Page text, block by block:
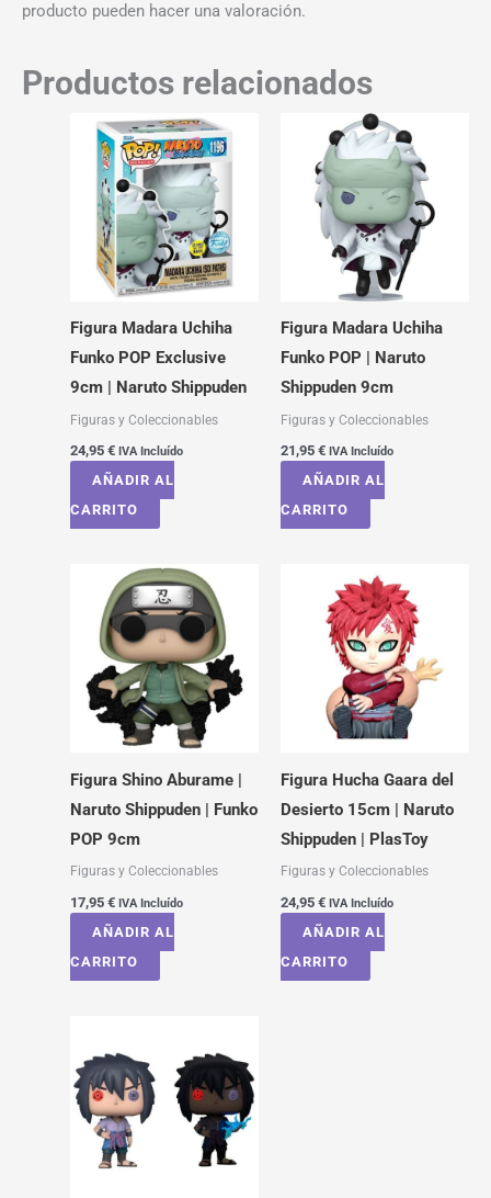
producto pueden hacer una valoración.
Productos relacionados
Figura Madara Uchiha
Funko POP Exclusive
9cm | Naruto Shippuden
Figuras y Coleccionables
24,95 € IVA Incluído
AÑADIR AL
CARRITO
Figura Madara Uchiha
Funko POP | Naruto
Shippuden 9cm
Figuras y Coleccionables
21,95 € IVA Incluído
AÑADIR AL
CARRITO
Figura Shino Aburame |
Naruto Shippuden | Funko
POP 9cm
Figuras y Coleccionables
17,95 € IVA Incluído
AÑADIR AL
CARRITO
Figura Hucha Gaara del
Desierto 15cm | Naruto
Shippuden | PlasToy
Figuras y Coleccionables
24,95 € IVA Incluído
AÑADIR AL
CARRITO